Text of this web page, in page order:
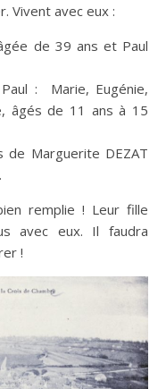
Vivent avec eux :
de 39 ans et Paul
: Marie, Eugénie,
âgés de 11 ans à 15
de Marguerite DEZAT
remplie ! Leur fille
avec eux. Il faudra
!